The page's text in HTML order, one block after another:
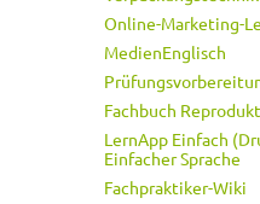
Online-Marketing-
MedienEnglisch
Fachbuch
LernApp Einfach
Einfacher Sprache
Fachpraktiker-Wiki